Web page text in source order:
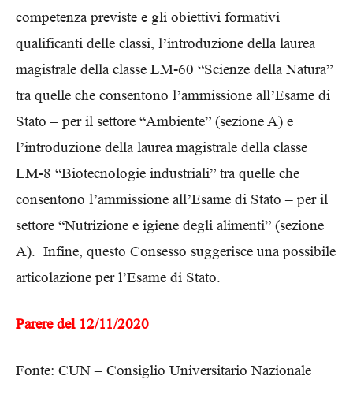
competenza previste e gli obiettivi formativi
qualificanti delle classi, l’introduzione della laurea
magistrale della classe LM-60 “Scienze della Natura”
tra quelle che consentono l’ammissione all’Esame di
Stato – per il settore “Ambiente” (sezione A) e
l’introduzione della laurea magistrale della classe
LM-8 “Biotecnologie industriali” tra quelle che
consentono l’ammissione all’Esame di Stato – per il
settore “Nutrizione e igiene degli alimenti” (sezione
A). Infine, questo Consesso suggerisce una possibile
articolazione per l’Esame di Stato.
Parere del 12/11/2020
Fonte: CUN – Consiglio Universitario Nazionale